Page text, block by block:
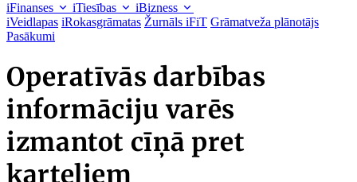
iFinanses iTiesības
iBizness
iVeidlapas iRokasgrāmatas Žurnāls iFiT Grāmatveža plānotājs
Pasākumi
Operatīvās darbības
informāciju varēs
izmantot cīņā pret
karteļiem